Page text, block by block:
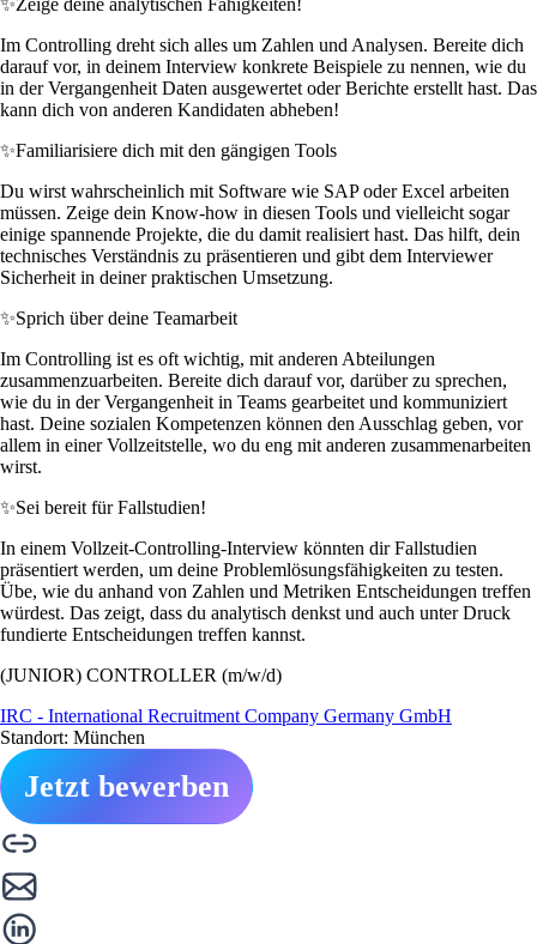
Im Controlling dreht sich alles um Zahlen und Analysen. Bereite dich
darauf vor, in deinem Interview konkrete Beispiele zu nennen, wie du
in der Vergangenheit Daten ausgewertet oder Berichte erstellt hast. Das
kann dich von anderen Kandidaten abheben!
✨Familiarisiere dich mit den gängigen Tools
Du wirst wahrscheinlich mit Software wie SAP oder Excel arbeiten
müssen. Zeige dein Know-how in diesen Tools und vielleicht sogar
einige spannende Projekte, die du damit realisiert hast. Das hilft, dein
technisches Verständnis zu präsentieren und gibt dem Interviewer
Sicherheit in deiner praktischen Umsetzung.
✨Sprich über deine Teamarbeit
Im Controlling ist es oft wichtig, mit anderen Abteilungen
zusammenzuarbeiten. Bereite dich darauf vor, darüber zu sprechen,
wie du in der Vergangenheit in Teams gearbeitet und kommuniziert
hast. Deine sozialen Kompetenzen können den Ausschlag geben, vor
allem in einer Vollzeitstelle, wo du eng mit anderen zusammenarbeiten
wirst.
✨Sei bereit für Fallstudien!
In einem Vollzeit-Controlling-Interview könnten dir Fallstudien
präsentiert werden, um deine Problemlösungsfähigkeiten zu testen.
Übe, wie du anhand von Zahlen und Metriken Entscheidungen treffen
würdest. Das zeigt, dass du analytisch denkst und auch unter Druck
fundierte Entscheidungen treffen kannst.
(JUNIOR) CONTROLLER (m/w/d)
IRC - International Recruitment Company Germany GmbH
Standort: München
Jetzt bewerben